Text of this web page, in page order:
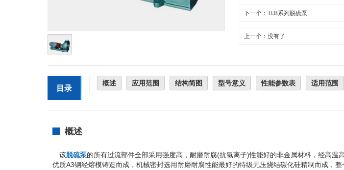
下一个：TLB系列脱硫泵
上一个：没有了
目录 概述 应用范围 结构简图 型号意义 性能参数表 适用范围
概述
该脱硫泵的所有过流部件全部采用强度高，耐磨耐腐(抗氯离子)性能好的非金属材料，经高温
优质A3钢经熔模铸造而成，机械密封选用耐磨耐腐性能最好的特级无压烧结碳化硅精制而成，